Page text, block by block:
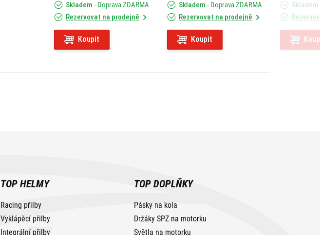
Skladem - Doprava ZDARMA
Rezervovat na prodejně
Koupit
Skladem - Doprava ZDARMA
Rezervovat na prodejně
Koupit
Skladem
TOP HELMY
Racing přilby
Vyklápěcí přilby
Integrální přilby
TOP DOPLŇKY
Pásky na kola
Držáky SPZ na motorku
Světla na motorku